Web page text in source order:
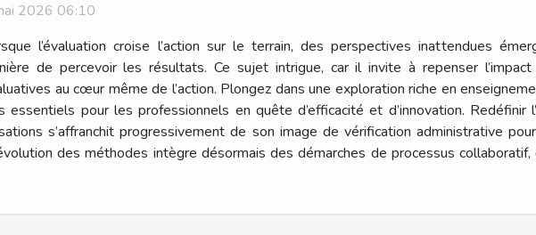
2026 06:10
l’évaluation croise l’action sur le terrain, des perspectives inattendues
de percevoir les résultats. Ce sujet intrigue, car il invite à repenser
au cœur même de l’action. Plongez dans une exploration riche en
essentiels pour les professionnels en quête d’efficacité et d’innovation. Redéfinir
s’affranchit progressivement de son image de vérification administrative
des méthodes intègre désormais des démarches de processus collaboratif,